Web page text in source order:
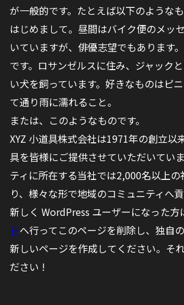
が一般的です。たとえば以下のようなも
はじめまして。昼間はバイク便のメッ
いていますが、俳優志望でもあります
です。ロサンゼルスに住み、ジャック
い犬を飼っています。好きなものはピ
て通り雨に濡れること。
または、このようなものです。
XYZ 小道具株式会社は1971年の創立以
具を皆様にご提供させていただいてい
ティに所在する当社では2,000名以上
り、様々な形で地域のコミュニティへ貢
新しく WordPress ユーザーになった方
ドへ行ってこのページを削除し、独自
新しいページを作成してください。そ
ださい !